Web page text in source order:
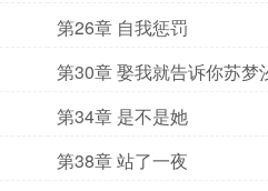
第26章 自我惩罚
第30章 娶我就告诉你苏梦
第34章 是不是她
第38章 站了一夜